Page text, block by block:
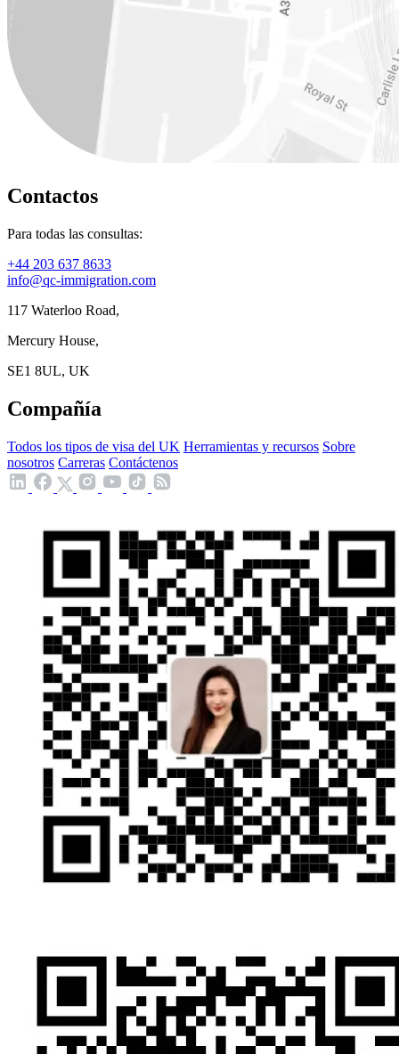
Contactos
Para todas las consultas:
+44 203 637 8633
info@qc-immigration.com
117 Waterloo Road,
Mercury House,
SE1 8UL, UK
Compañía
Todos los tipos de visa del UK Herramientas y recursos Sobre
nosotros Carreras Contáctenos